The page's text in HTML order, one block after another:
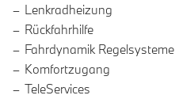
Lenkradheizung
Rückfahrhilfe
Fahrdynamik Regelsysteme
Komfortzugang
TeleServices